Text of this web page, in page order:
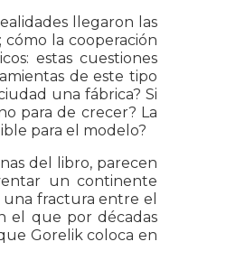
llegaron las
cómo la cooperación
estas cuestiones
de este tipo
una fábrica? Si
para de crecer? La
para el modelo?
del libro, parecen
un continente
fractura entre el
el que por décadas
Gorelik coloca en